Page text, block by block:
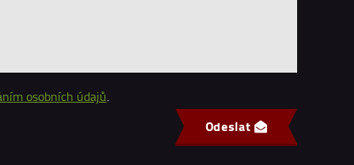
osobních údajů.
Odeslat